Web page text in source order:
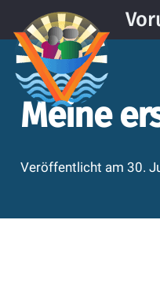
Meine
Veröffentlicht am 30.